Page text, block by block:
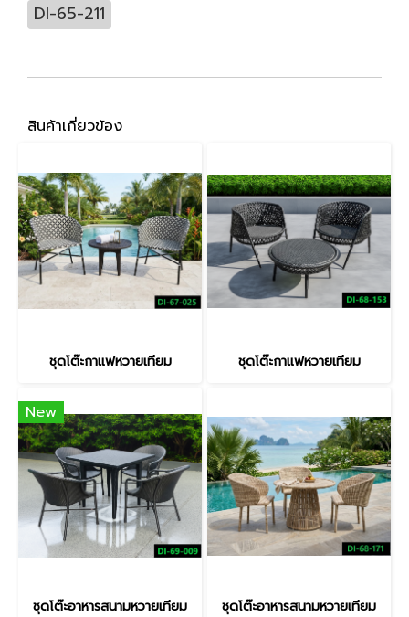
DI-65-211
สินค้าเกี่ยวข้อง
ชุดโต๊ะกาแฟหวายเทียม ชุดโต๊ะกาแฟหวายเทียม
New
ชุดโต๊ะอาหารสนามหวายเทียม ชุดโต๊ะอาหารสนามหวายเทียม